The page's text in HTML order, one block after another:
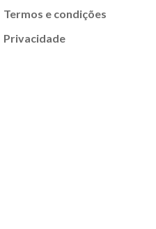
Termos e condições
Privacidade